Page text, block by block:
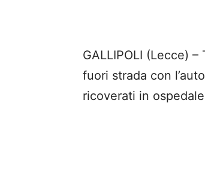
GALLIPOLI (Lecce)
fuori strada con
ricoverati in